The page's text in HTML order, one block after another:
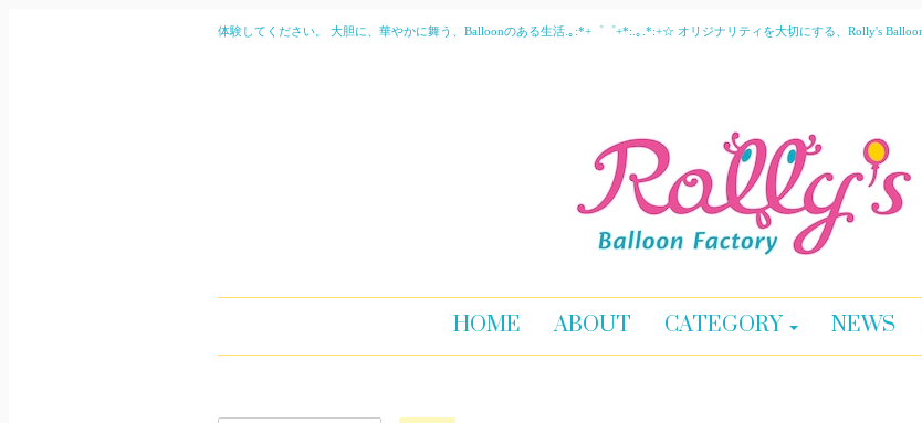
体験してください。 大胆に、華やかに舞う、Balloonのある生活.｡:*+゜゜+*:.｡.*:+☆ オリジナリティを大切にする、Rolly's
HOME ABOUT CATEGORY NEWS